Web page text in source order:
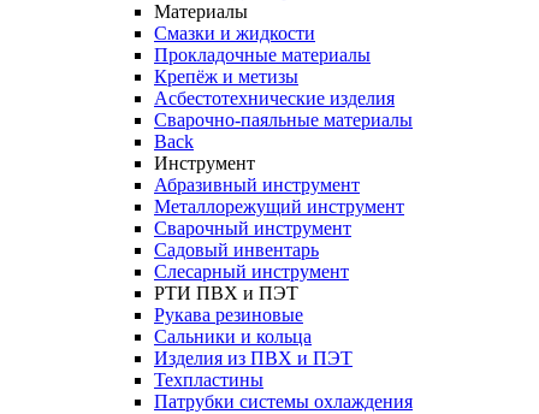
Материалы
Смазки и жидкости
Прокладочные материалы
Крепёж и метизы
Асбестотехнические изделия
Сварочно-паяльные материалы
Back
Инструмент
Абразивный инструмент
Металлорежущий инструмент
Сварочный инструмент
Садовый инвентарь
Слесарный инструмент
РТИ ПВХ и ПЭТ
Рукава резиновые
Сальники и кольца
Изделия из ПВХ и ПЭТ
Техпластины
Патрубки системы охлаждения